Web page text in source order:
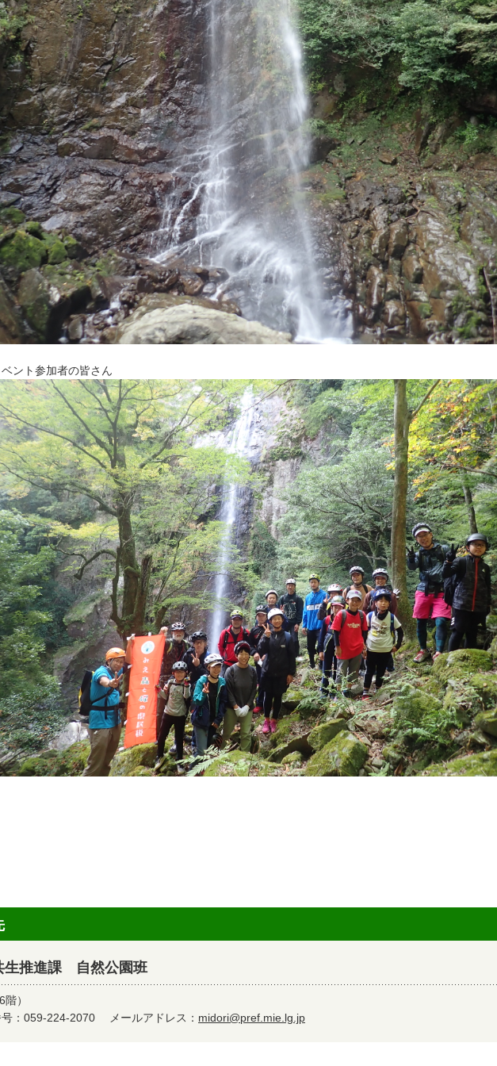
ント参加者の皆さん
推進課 自然公園班
）
：059-224-2070
メールアドレス： midori@pref.mie.lg.jp